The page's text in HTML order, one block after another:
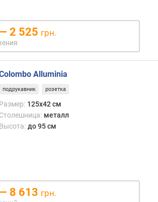
2 525 грн.
Alluminia
подрукавник розетка
Размер: 125x42 см
Столешница: металл
Высота: до 95 см
8 613 грн.